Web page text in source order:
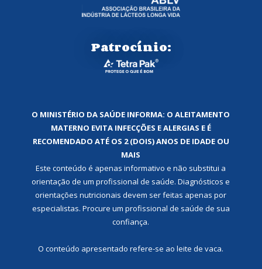
Patrocínio:
O MINISTÉRIO DA SAÚDE INFORMA: O ALEITAMENTO
MATERNO EVITA INFECÇÕES E ALERGIAS E É
RECOMENDADO ATÉ OS 2 (DOIS) ANOS DE IDADE OU
MAIS
Este conteúdo é apenas informativo e não substitui a
orientação de um profissional de saúde. Diagnósticos e
orientações nutricionais devem ser feitas apenas por
especialistas. Procure um profissional de saúde de sua
confiança.
O conteúdo apresentado refere-se ao leite de vaca.